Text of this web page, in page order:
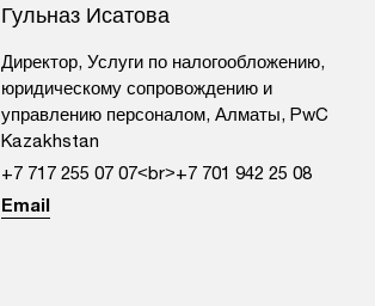
Гульназ Исатова
Директор, Услуги по налогообложению,
юридическому сопровождению и
управлению персоналом, Алматы, PwC
Kazakhstan
+7 717 255 07 07<br>+7 701 942 25 08
Email